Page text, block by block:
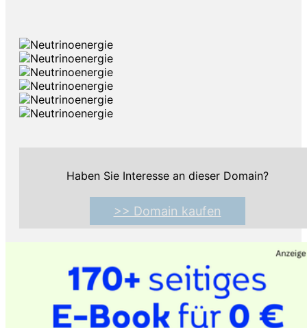
Haben Sie Interesse an dieser Domain?
>> Domain kaufen